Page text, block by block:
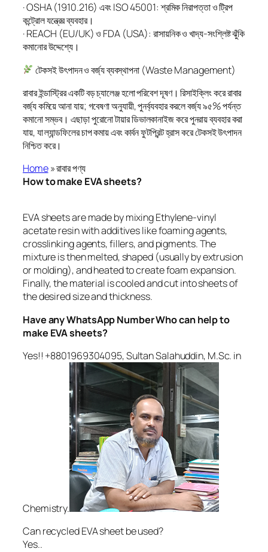
· OSHA (1910.216) এবং ISO 45001: শ্রমিক নিরাপত্তা ও ট্রিপ
কন্ট্রোল যন্ত্রের ব্যবহার।
· REACH (EU/UK) ও FDA (USA): রাসায়নিক ও খাদ্য-সংশ্লিষ্ট ঝুঁকি
কমানোর উদ্দেশ্যে।
টেকসই উৎপাদন ও বর্জ্য ব্যবস্থাপনা (Waste Management)
রাবার ইন্ডাস্ট্রির একটি বড় চ্যালেঞ্জ হলো পরিবেশ দূষণ। রিসাইক্লিং করে রাবার
বর্জ্য কমিয়ে আনা যায়; গবেষণা অনুযায়ী, পুনর্ব্যবহার করলে বর্জ্য ৯৫% পর্যন্ত
কমানো সম্ভব। এছাড়া পুরোনো টায়ার ডিভালকানাইজ করে পুনরায় ব্যবহার করা
যায়, যা ল্যান্ডফিলের চাপ কমায় এবং কার্বন ফুটপ্রিন্ট হ্রাস করে টেকসই উৎপাদন
নিশ্চিত করে।
Home»রাবার পণ্য
How to make EVA sheets?
EVA sheets are made by mixing Ethylene-vinyl
acetate resin with additives like foaming agents,
crosslinking agents, fillers, and pigments. The
mixture is then melted, shaped (usually by extrusion
or molding), and heated to create foam expansion.
Finally, the material is cooled and cut into sheets of
the desired size and thickness.
Have any WhatsApp Number Who can help to
make EVA sheets?
Yes!! +8801969304095, Sultan Salahuddin, M.Sc. in
Chemistry.
Can recycled EVA sheet be used?
Yes..